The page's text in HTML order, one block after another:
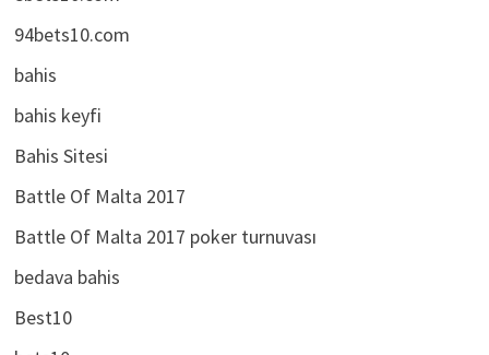
8bets10.com
94bets10.com
bahis
bahis keyfi
Bahis Sitesi
Battle Of Malta 2017
Battle Of Malta 2017 poker turnuvası
bedava bahis
Best10